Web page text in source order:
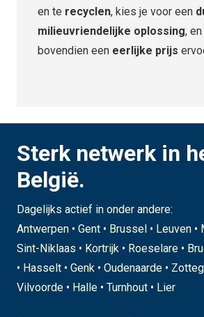
en te recyclen, kies je voor een
milieuvriendelijke oplossing,
bovendien een eerlijke prijs
Sterk netwerk in
België.
Dagelijks actief in onder andere:
Antwerpen • Gent • Brussel • Leuven •
Sint-Niklaas • Kortrijk • Roeselare •
• Hasselt • Genk • Oudenaarde •
Vilvoorde • Halle • Turnhout • Lier